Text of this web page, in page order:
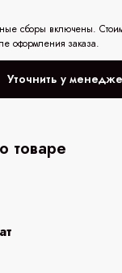
сборы включены.
оформления заказа.
Уточнить у
товаре